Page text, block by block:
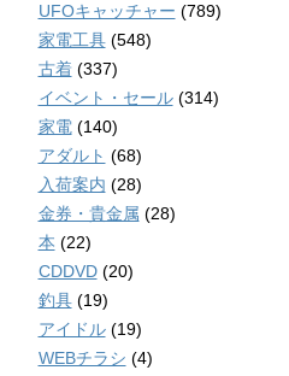
UFOキャッチャー (789)
家電工具(548)
古着(337)
イベント・セール(314)
家電(140)
アダルト (68)
入荷案内 (28)
金券・貴金属 (28)
本 (22)
CDDVD(20)
釣具(19)
アイドル(19)
WEBチラシ (4)